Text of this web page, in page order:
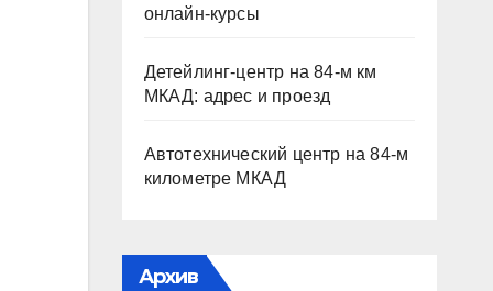
онлайн-курсы
Детейлинг-центр на 84-м км
МКАД: адрес и проезд
Автотехнический центр на 84-м
километре МКАД
Архив